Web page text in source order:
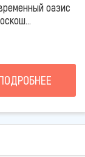
оазис